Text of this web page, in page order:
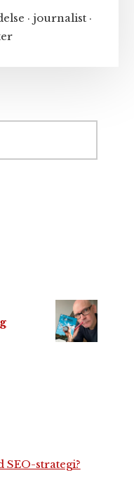
· journalist ·
SEO-strategi?